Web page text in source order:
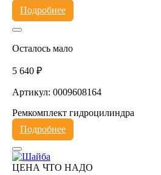
Подробнее
Осталось мало
5 640 ₽
Артикул: 0009608164
Ремкомплект гидроцилиндра
Подробнее
ЦЕНА ЧТО НАДО